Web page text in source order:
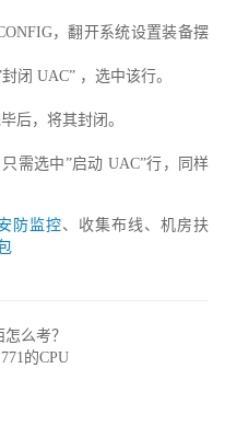
，翻开系统设置装备摆
闭 UAC” ，选中该行。
后，将其封闭。
需选中”启动 UAC”行，同样
防监控、收集布线、机房扶
么考？
的CPU